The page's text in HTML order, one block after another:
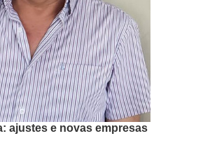
ajustes e novas empresas